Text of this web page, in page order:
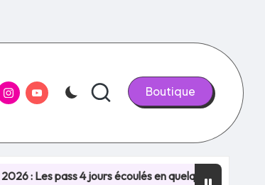
youtube.com Boutique
4 jours écoulés en quelques minutes, NOUVEAU